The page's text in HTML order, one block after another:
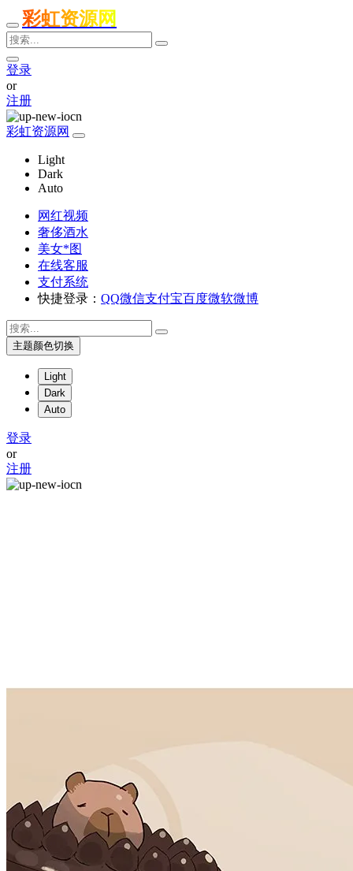
彩虹资源网
登录
or
注册
彩虹资源网
Light
Dark
Auto
网红视频
奢侈酒水
美女*图
在线客服
支付系统
快捷登录： QQ微信支付宝百度微软微博
主题颜色切换
Light
Dark
Auto
登录
or
注册